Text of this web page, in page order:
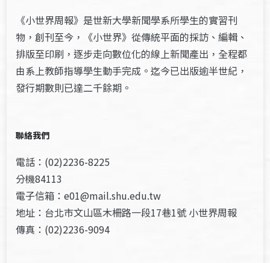
《小世界周報》是世新大學新聞學系所學生的實習刊
物，創刊至今，《小世界》從傳統平面的採訪、編輯、
排版至印刷，逐步走向數位化的線上新聞產出，全程都
由系上教師指導學生動手完成。迄今已出版逾半世紀，
發行期數則已達二千餘期。
聯絡我們
電話：(02)2236-8225
分機84113
電子信箱：e01@mail.shu.edu.tw
地址：台北市文山區木柵路一段17巷1號 小世界周報
傳真：(02)2236-9094